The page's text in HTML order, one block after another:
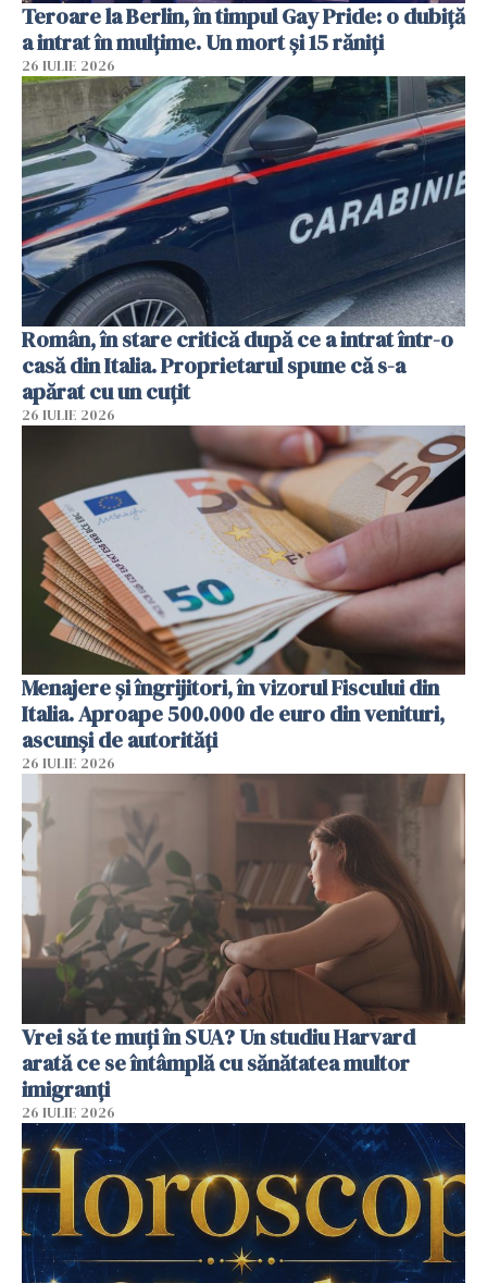
Teroare la Berlin, în timpul Gay Pride: o dubiță
a intrat în mulțime. Un mort și 15 răniți
26 IULIE 2026
Român, în stare critică după ce a intrat într-o
casă din Italia. Proprietarul spune că s-a
apărat cu un cuțit
26 IULIE 2026
Menajere și îngrijitori, în vizorul Fiscului din
Italia. Aproape 500.000 de euro din venituri,
ascunși de autorități
26 IULIE 2026
Vrei să te muți în SUA? Un studiu Harvard
arată ce se întâmplă cu sănătatea multor
imigranți
26 IULIE 2026